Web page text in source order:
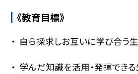
《教育目標》
自ら探求しお互いに学び合う
学んだ知識を活用・発揮でき